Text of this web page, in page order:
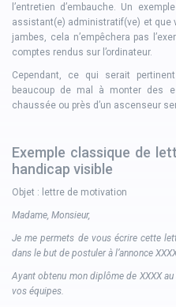
l’entretien d’embauche. Un
assistant(e) administratif(ve) et que
jambes, cela n’empêchera pas
comptes rendus sur l’ordinateur.
Cependant, ce qui serait
beaucoup de mal à monter des
chaussée ou près d’un ascenseur
Exemple classique de
handicap visible
Objet : lettre de motivation
Madame, Monsieur,
Je me permets de vous écrire cette
dans le but de postuler à l’annonce
Ayant obtenu mon diplôme de XXXX
vos équipes.